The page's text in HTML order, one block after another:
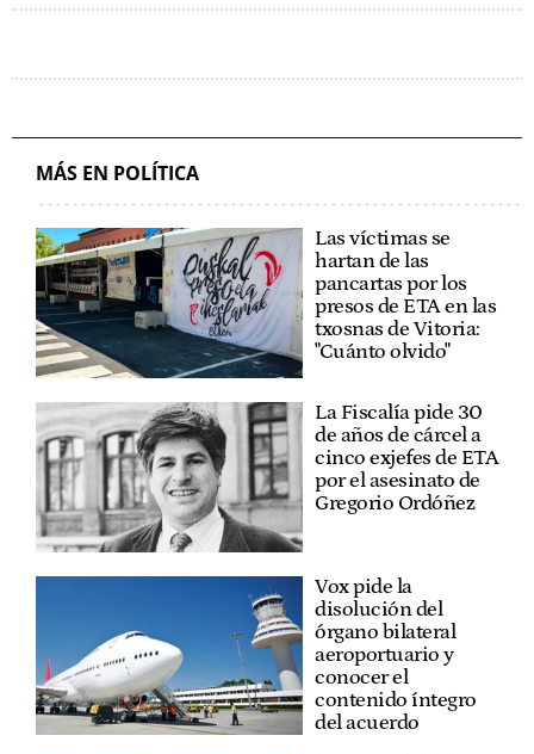
MÁS EN POLÍTICA
Las víctimas se
hartan de las
pancartas por los
presos de ETA en las
txosnas de Vitoria:
"Cuánto olvido"
La Fiscalía pide 30
de años de cárcel a
cinco exjefes de ETA
por el asesinato de
Gregorio Ordóñez
Vox pide la
disolución del
órgano bilateral
aeroportuario y
conocer el
contenido íntegro
del acuerdo